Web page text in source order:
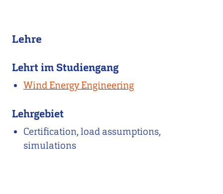
Lehre
Lehrt im Studiengang
Wind Energy Engineering
Lehrgebiet
Certification, load assumptions,
simulations